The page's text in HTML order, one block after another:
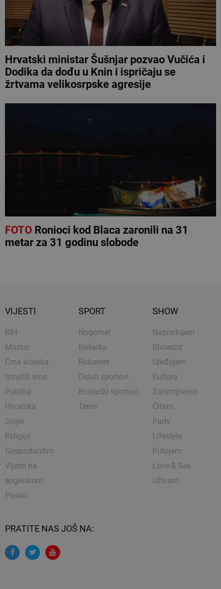
Hrvatski ministar Šušnjar pozvao Vučića i
Dodika da dođu u Knin i ispričaju se
žrtvama velikosrpske agresije
FOTORonioci kod Blaca zaronili na 31
metar za 31 godinu slobode
VIJESTI
BIH
Mostar
Crna kronika
Istražili smo
Politika
Hrvatska
Svijet
Religija
Gospodarstvo
Vijesti na
engleskom
Posao
SPORT
Nogomet
Košarka
Rukomet
Ostali sportovi
Borilački sportovi
Tenis
SHOW
Napredujem
Showbiz
Uređujem
Kultura
Zanimljivosti
Čitam
Party
Lifestyle
Putujem
Love & Sex
Uživam
PRATITE NAS JOŠ NA: